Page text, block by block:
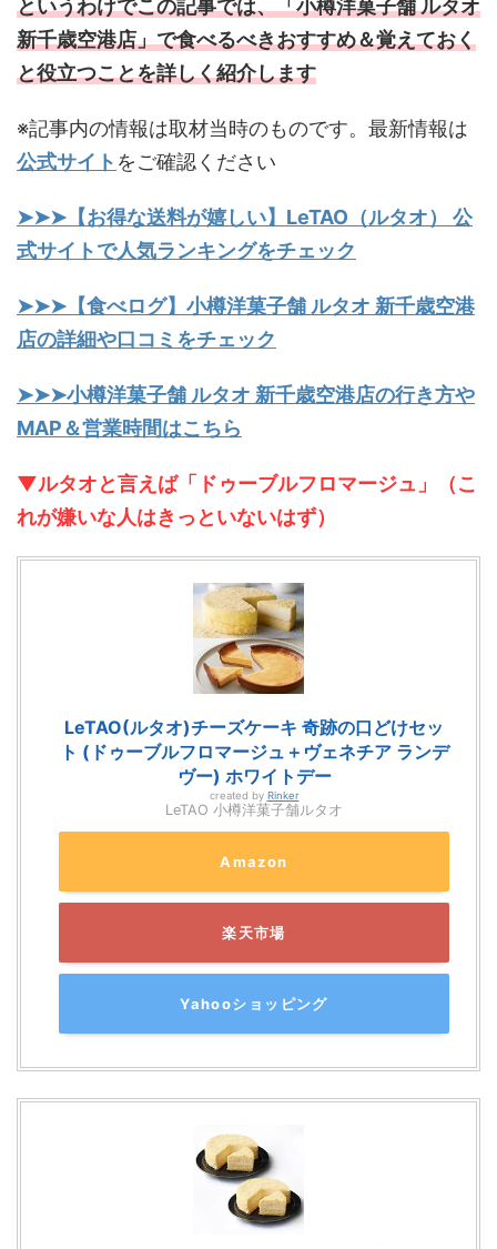
というわけでこの記事では、「小樽洋菓子舗 ルタオ
新千歳空港店」で食べるべきおすすめ＆覚えておく
と役立つことを詳しく紹介します
※記事内の情報は取材当時のものです。最新情報は
公式サイト をご確認ください
➤➤➤【お得な送料が嬉しい】LeTAO（ルタオ） 公
式サイトで人気ランキングをチェック
➤➤➤【食べログ】小樽洋菓子舗 ルタオ 新千歳空港
店の詳細や口コミをチェック
➤➤➤小樽洋菓子舗 ルタオ 新千歳空港店の行き方や
MAP＆営業時間はこちら
▼ルタオと言えば「ドゥーブルフロマージュ」（こ
れが嫌いな人はきっといないはず）
LeTAO(ルタオ)チーズケーキ 奇跡の口どけセッ
ト (ドゥーブルフロマージュ＋ヴェネチア ランデ
ヴー) ホワイトデー
created by Rinker
LeTAO 小樽洋菓子舗ルタオ
Amazon
楽天市場
Yahooショッピング